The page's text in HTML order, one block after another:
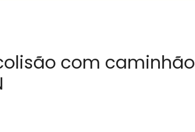
com caminhão